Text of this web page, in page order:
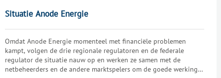
Situatie Anode Energie
Omdat Anode Energie momenteel met financiële problemen
kampt, volgen de drie regionale regulatoren en de federale
regulator de situatie nauw op en werken ze samen met de
netbeheerders en de andere marktspelers om de goede werking